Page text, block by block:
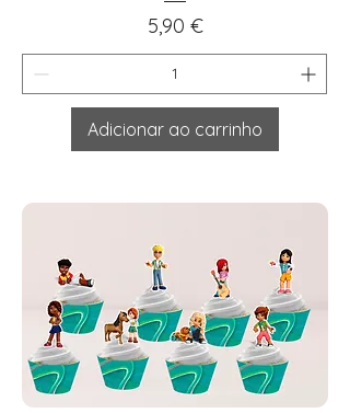
Preço
5,90 €
Adicionar ao carrinho